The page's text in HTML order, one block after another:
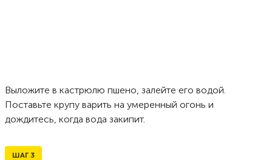
Выложите в кастрюлю пшено, залейте его водой.
Поставьте крупу варить на умеренный огонь и
дождитесь, когда вода закипит.
ШАГ 3